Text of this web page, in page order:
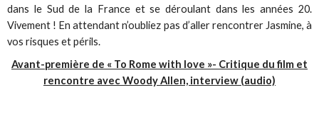
dans le Sud de la France et se déroulant dans les années 20.
Vivement ! En attendant n’oubliez pas d’aller rencontrer Jasmine, à
vos risques et périls.
Avant-première de « To Rome with love »- Critique du film et
rencontre avec Woody Allen, interview (audio)